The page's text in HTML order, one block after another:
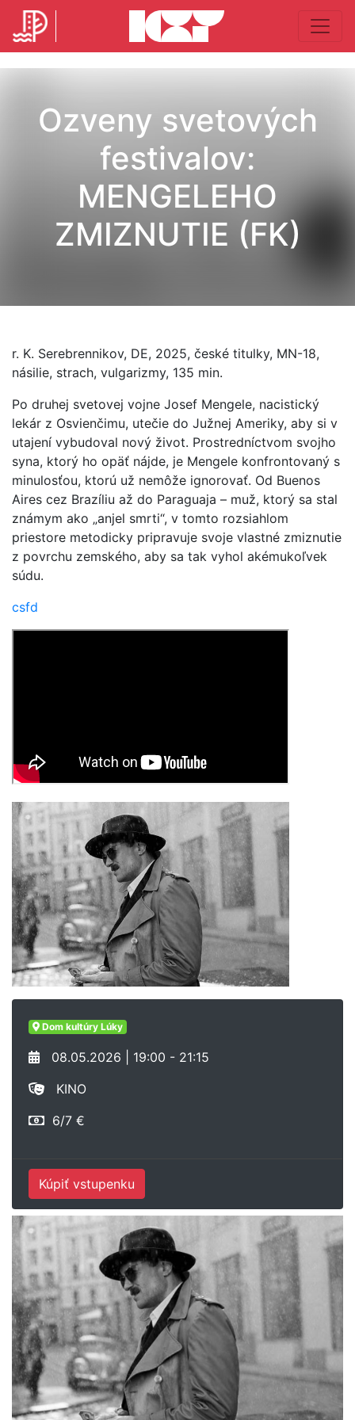
Ozveny svetových
festivalov:
MENGELEHO
ZMIZNUTIE (FK)
r. K. Serebrennikov, DE, 2025, české titulky, MN-18,
násilie, strach, vulgarizmy, 135 min.
Po druhej svetovej vojne Josef Mengele, nacistický
lekár z Osvienčimu, utečie do Južnej Ameriky, aby si v
utajení vybudoval nový život. Prostredníctvom svojho
syna, ktorý ho opäť nájde, je Mengele konfrontovaný s
minulosťou, ktorú už nemôže ignorovať. Od Buenos
Aires cez Brazíliu až do Paraguaja – muž, ktorý sa stal
známym ako „anjel smrti“, v tomto rozsiahlom
priestore metodicky pripravuje svoje vlastné zmiznutie
z povrchu zemského, aby sa tak vyhol akémukoľvek
súdu.
csfd
Dom kultúry Lúky
08.05.2026 | 19:00 - 21:15
KINO
6/7 €
Kúpiť vstupenku